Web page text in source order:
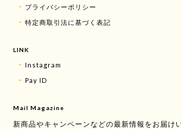
プライバシーポリシー
特定商取引法に基づく表記
LINK
Instagram
Pay ID
Mail Magazine
新商品やキャンペーンなどの最新情報をお届け